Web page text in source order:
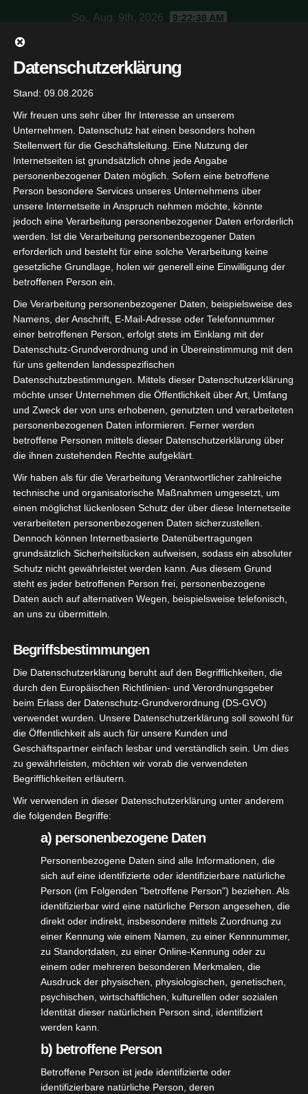
content
So.. Aug. 9th, 2026 9:22:39 AM
SV Jagdschloss
Schützenverein Baden-Baden
Allgemein
Nachruf Manfred Seiler
JULI 10, 2025 OBERSCHUETZENMEISTER
Mit tiefer Trauer geben wir bekannt, dass unser
langjähriger Schützenbruder, Manfred „Manni“ Seiler,
hinterlässt eine große Lücke in seiner Familie und…
ALLGEMEIN VEREINSLEBEN
Nachruf Peter Bleich
OKT. 27, 2023 OBERSCHUETZENMEISTER
Der Schützenverein Jagdschloss ist tief betroffen von
der traurigen Nachricht, dass unser Ehrenmitglied
Peter Bleich im Alter von 81 Jahren verstorben ist. Er
war 63 Jahre mit Leib und Seele…
Datenschutzerklärung
Stand: 09.08.2026
Wir freuen uns sehr über Ihr Interesse an unserem
Unternehmen. Datenschutz hat einen besonders hohen
Stellenwert für die Geschäftsleitung. Eine Nutzung der
Internetseiten ist grundsätzlich ohne jede Angabe
personenbezogener Daten möglich. Sofern eine betroffene
Person besondere Services unseres Unternehmens über
unsere Internetseite in Anspruch nehmen möchte, könnte
jedoch eine Verarbeitung personenbezogener Daten erforderlich
werden. Ist die Verarbeitung personenbezogener Daten
erforderlich und besteht für eine solche Verarbeitung keine
gesetzliche Grundlage, holen wir generell eine Einwilligung der
betroffenen Person ein.
Die Verarbeitung personenbezogener Daten, beispielsweise des
Namens, der Anschrift, E-Mail-Adresse oder Telefonnummer
einer betroffenen Person, erfolgt stets im Einklang mit der
Datenschutz-Grundverordnung und in Übereinstimmung mit den
für uns geltenden landesspezifischen
Datenschutzbestimmungen. Mittels dieser Datenschutzerklärung
möchte unser Unternehmen die Öffentlichkeit über Art, Umfang
und Zweck der von uns erhobenen, genutzten und verarbeiteten
personenbezogenen Daten informieren. Ferner werden
betroffene Personen mittels dieser Datenschutzerklärung über
die ihnen zustehenden Rechte aufgeklärt.
Wir haben als für die Verarbeitung Verantwortlicher zahlreiche
technische und organisatorische Maßnahmen umgesetzt, um
einen möglichst lückenlosen Schutz der über diese Internetseite
verarbeiteten personenbezogenen Daten sicherzustellen.
Dennoch können Internetbasierte Datenübertragungen
grundsätzlich Sicherheitslücken aufweisen, sodass ein absoluter
Schutz nicht gewährleistet werden kann. Aus diesem Grund
steht es jeder betroffenen Person frei, personenbezogene
Daten auch auf alternativen Wegen, beispielsweise telefonisch,
an uns zu übermitteln.
Begriffsbestimmungen
Die Datenschutzerklärung beruht auf den Begrifflichkeiten, die
durch den Europäischen Richtlinien- und Verordnungsgeber
beim Erlass der Datenschutz-Grundverordnung (DS-GVO)
verwendet wurden. Unsere Datenschutzerklärung soll sowohl für
die Öffentlichkeit als auch für unsere Kunden und
Geschäftspartner einfach lesbar und verständlich sein. Um dies
zu gewährleisten, möchten wir vorab die verwendeten
Begrifflichkeiten erläutern.
Wir verwenden in dieser Datenschutzerklärung unter anderem
die folgenden Begriffe:
a) personenbezogene Daten
Personenbezogene Daten sind alle Informationen, die
sich auf eine identifizierte oder identifizierbare natürliche
Person (im Folgenden "betroffene Person") beziehen. Als
identifizierbar wird eine natürliche Person angesehen, die
direkt oder indirekt, insbesondere mittels Zuordnung zu
einer Kennung wie einem Namen, zu einer Kennnummer,
zu Standortdaten, zu einer Online-Kennung oder zu
einem oder mehreren besonderen Merkmalen, die
Ausdruck der physischen, physiologischen, genetischen,
psychischen, wirtschaftlichen, kulturellen oder sozialen
Identität dieser natürlichen Person sind, identifiziert
werden kann.
b) betroffene Person
Betroffene Person ist jede identifizierte oder
identifizierbare natürliche Person, deren